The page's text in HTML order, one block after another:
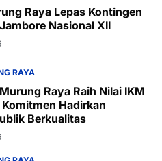
Raya Lepas Kontingen
Nasional XII
RAYA
Raya Raih Nilai IKM
Hadirkan
Berkualitas